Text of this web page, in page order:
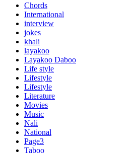
Chords
International
interview
jokes
khali
layakoo
Layakoo Daboo
Life style
Lifestyle
Lifestyle
Literature
Movies
Music
Nali
National
Page3
Taboo